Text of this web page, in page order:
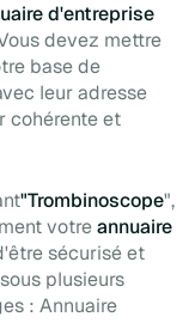
d'entreprise
devez mettre
base de
leur adresse
cohérente et
"Trombinoscope",
votreannuaire
sécurisé et
plusieurs
: Annuaire